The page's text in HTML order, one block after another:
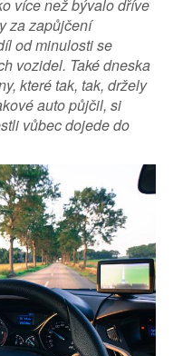
více než bývalo dříve
za zapůjčení
od minulosti se
vozidel. Také dneska
které tak, tak, držely
auto půjčil, si
vůbec dojede do